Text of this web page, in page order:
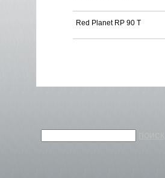
Red Planet RP 90 T